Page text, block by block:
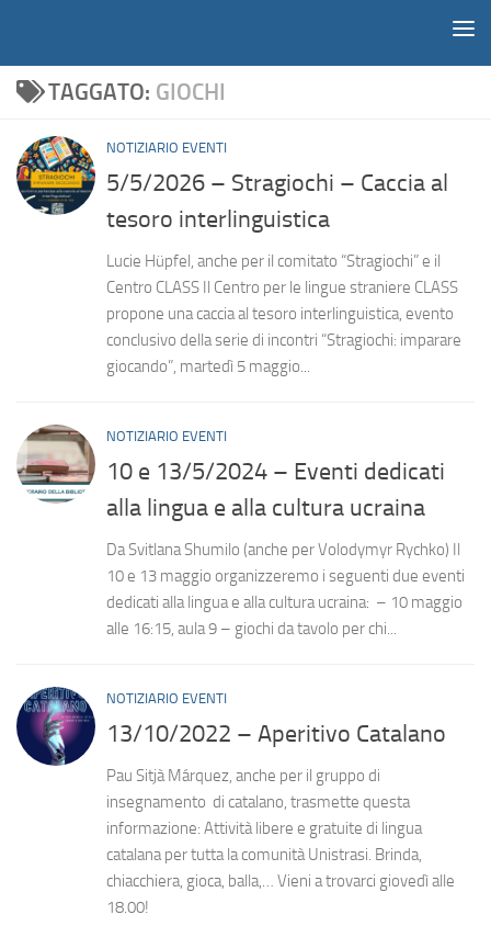
TAGGATO: GIOCHI
NOTIZIARIO EVENTI
5/5/2026 – Stragiochi – Caccia al
tesoro interlinguistica
Lucie Hüpfel, anche per il comitato “Stragiochi” e il
Centro CLASS Il Centro per le lingue straniere CLASS
propone una caccia al tesoro interlinguistica, evento
conclusivo della serie di incontri “Stragiochi: imparare
giocando”, martedì 5 maggio...
NOTIZIARIO EVENTI
10 e 13/5/2024 – Eventi dedicati
alla lingua e alla cultura ucraina
Da Svitlana Shumilo (anche per Volodymyr Rychko) Il
10 e 13 maggio organizzeremo i seguenti due eventi
dedicati alla lingua e alla cultura ucraina: – 10 maggio
alle 16:15, aula 9 – giochi da tavolo per chi...
NOTIZIARIO EVENTI
13/10/2022 – Aperitivo Catalano
Pau Sitjà Márquez, anche per il gruppo di
insegnamento di catalano, trasmette questa
informazione: Attività libere e gratuite di lingua
catalana per tutta la comunità Unistrasi. Brinda,
chiacchiera, gioca, balla,… Vieni a trovarci giovedì alle
18.00!